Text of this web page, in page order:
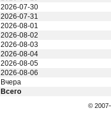
2026-07-30
2026-07-31
2026-08-01
2026-08-02
2026-08-03
2026-08-04
2026-08-05
2026-08-06
Вчера
Всего
©